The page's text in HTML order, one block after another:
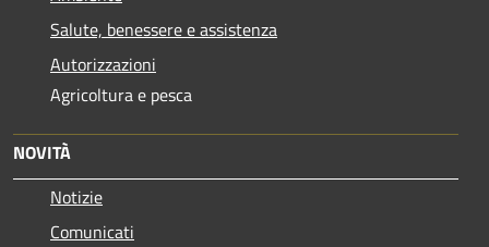
Salute, benessere e assistenza
Autorizzazioni
Agricoltura e pesca
NOVITÀ
Notizie
Comunicati